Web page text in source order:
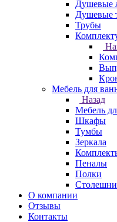
Душевые
Душевые
Трубы
Мебель для
Назад
Мебель
Шкафы
Тумбы
Зеркала
Пеналы
Полки
О компании
Отзывы
Контакты